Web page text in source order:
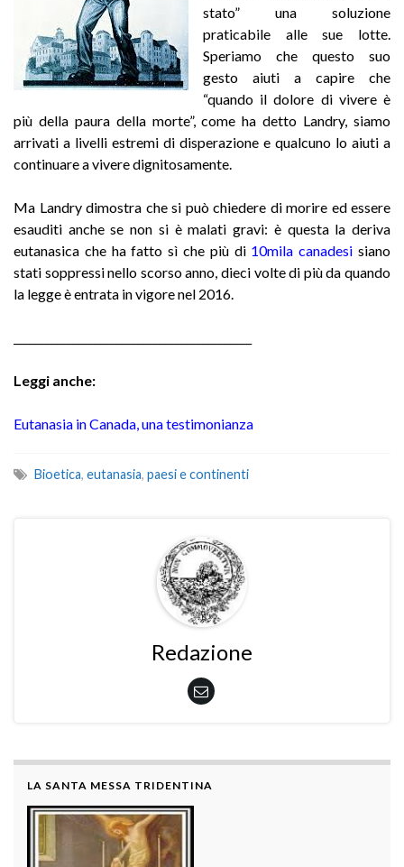
stato” una soluzione
praticabile alle sue lotte.
Speriamo che questo suo
gesto aiuti a capire che
“quando il dolore di vivere è
più della paura della morte”, come ha detto Landry, siamo
arrivati a livelli estremi di disperazione e qualcuno lo aiuti a
continuare a vivere dignitosamente.
Ma Landry dimostra che si può chiedere di morire ed essere
esauditi anche se non si è malati gravi: è questa la deriva
eutanasica che ha fatto sì che più di 10mila canadesi siano
stati soppressi nello scorso anno, dieci volte di più da quando
la legge è entrata in vigore nel 2016.
Leggi anche:
Eutanasia in Canada, una testimonianza
Bioetica, eutanasia, paesi e continenti
Redazione
LA SANTA MESSA TRIDENTINA